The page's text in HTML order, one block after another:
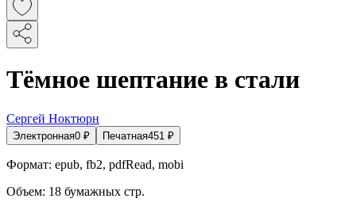
Тёмное шептание в стали
Сергей Ноктюрн
Электронная0 ₽ Печатная451 ₽
Формат: epub, fb2, pdfRead, mobi
Объем: 18 бумажных стр.